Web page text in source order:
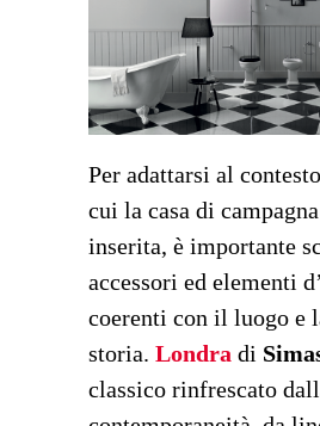
Per adattarsi al
cui la casa di
inserita, è importante
accessori ed elementi
coerenti con il luogo e
storia. Londra di
classico rinfrescato